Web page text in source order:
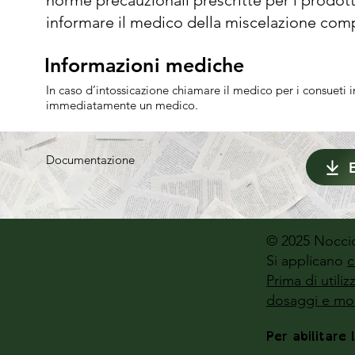
Documentazione
contenente la polvere prima di aggiungere
Durante l’impiego mantenere la miscela in
informare il medico della miscelazione
Informazioni mediche
Informazioni mediche
In caso d’intossicazione chiamare il medico per i
immediatamente un medico.
© 2025
Si applicano
Prima di
dosaggi e
Per abilitare